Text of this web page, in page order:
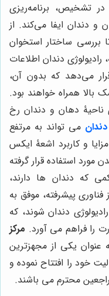
تشخیص، برنامه‌ریزی
دندان ایفا می‌کند. از
ساختار استخوان
دندان اطلاعات
قرار می‌دهد که بدون آن،
بالا همراه خواهند بود.
ناحیۀ دهان و دندان رخ
می تواند به مرتفع
و کاربرد اشعۀ ایکس
مورد استفاده قرار گرفته
که دندان ها دارند،
پیشرفته، موفق به
دندان شوند، که
را فراهم می آورد. مرکز
عنوان یکی از مجهزترین
خود را افتتاح نموده و
محترم می باشند.